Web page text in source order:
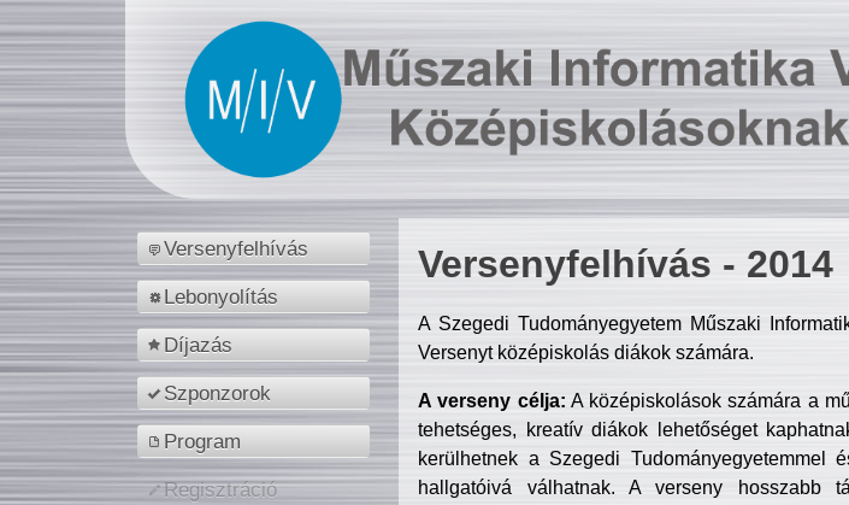
Versenyfelhívás
Lebonyolítás
Díjazás
Szponzorok
Program
Regisztráció
Versenyfelhívás - 2014
A Szegedi Tudományegyetem Műszaki
Versenyt középiskolás diákok számára.
A verseny célja: A középiskolások számára a
tehetséges, kreatív diákok lehetőséget
kerülhetnek a Szegedi
hallgatóivá válhatnak. A verseny hosszabb